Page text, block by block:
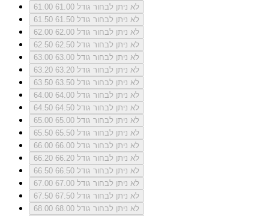
61.00
לא ניתן לבחור גודל 61.00
61.50
לא ניתן לבחור גודל 61.50
62.00
לא ניתן לבחור גודל 62.00
62.50
לא ניתן לבחור גודל 62.50
63.00
לא ניתן לבחור גודל 63.00
63.20
לא ניתן לבחור גודל 63.20
63.50
לא ניתן לבחור גודל 63.50
64.00
לא ניתן לבחור גודל 64.00
64.50
לא ניתן לבחור גודל 64.50
65.00
לא ניתן לבחור גודל 65.00
65.50
לא ניתן לבחור גודל 65.50
66.00
לא ניתן לבחור גודל 66.00
66.20
לא ניתן לבחור גודל 66.20
66.50
לא ניתן לבחור גודל 66.50
67.00
לא ניתן לבחור גודל 67.00
67.50
לא ניתן לבחור גודל 67.50
68.00
לא ניתן לבחור גודל 68.00